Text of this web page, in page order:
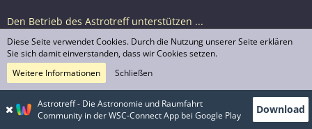
Den Betrieb des Astrotreff unterstützen ...
Nutzungsbedingungen
© Astrotreff 2001-2026, lizenziert unter CC BY-SA,
sofern für einzelne Inhalte nicht anders angegeben
Astrotreff - Die Astronomie und Raumfahrt
Community in der WSC-Connect App bei Google Play
Download
Diese Seite verwendet Cookies. Durch die Nutzung unserer Seite erklären
Sie sich damit einverstanden, dass wir Cookies setzen.
Weitere Informationen
Schließen